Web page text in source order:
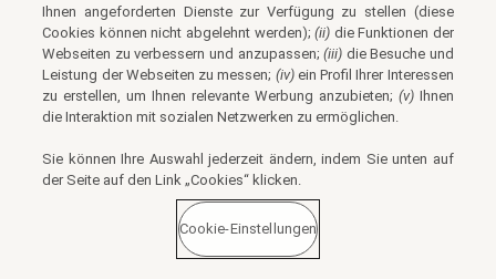
Ihnen angeforderten Dienste zur Verfügung zu stellen (diese
Cookies können nicht abgelehnt werden);(ii) die Funktionen der
Webseiten zu verbessern und anzupassen;(iii) die Besuche und
Leistung der Webseiten zu messen; (iv)ein Profil Ihrer Interessen
zu erstellen, um Ihnen relevante Werbung anzubieten; (v)Ihnen
die Interaktion mit sozialen Netzwerken zu ermöglichen.
Sie können Ihre Auswahl jederzeit ändern, indem Sie unten auf
der Seite auf den Link „Cookies“ klicken.
Cookie-Einstellungen